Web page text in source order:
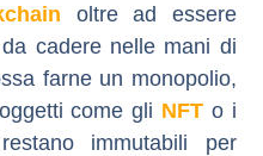
oltre ad essere
cadere nelle mani di
farne un monopolio,
come gli NFT o i
immutabili per